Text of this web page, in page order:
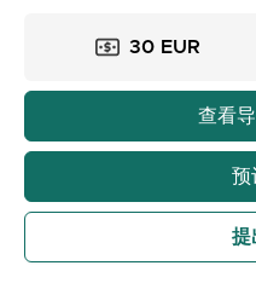
30 EUR
查看
预
提